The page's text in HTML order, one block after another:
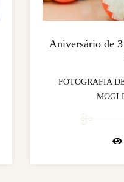
Aniversário de
FOTOGRAFIA
MOGI